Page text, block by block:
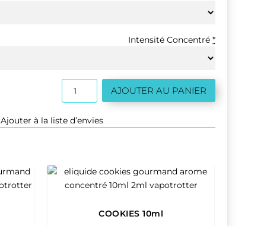
Intensité Concentré *
10ml
AJOUTER AU PANIER
Ajouter à la liste d’envies
COOKIES 10ml